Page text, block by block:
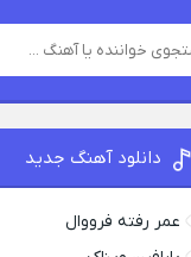
دانلود آهنگ جدید
عمر رفته فرووال